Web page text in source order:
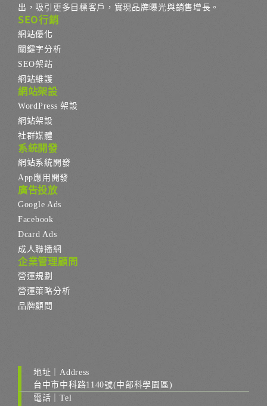
出，吸引更多目標客戶，實現品牌曝光與銷售增長。
SEO行銷
網站優化
關鍵字分析
SEO架站
網站維護
網站架設
WordPress 架設
網站架設
社群媒體
系統開發
網站系統開發
App應用開發
廣告投放
Google Ads
Facebook
Dcard Ads
成人聯播網
企業管理顧問
營運規劃
營運策略分析
品牌顧問
地址｜Address
台中市中科路1140號(中部科學園區)
電話｜Tel